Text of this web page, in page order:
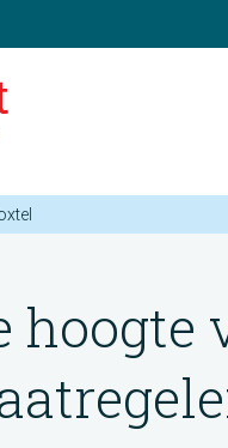
hoogte